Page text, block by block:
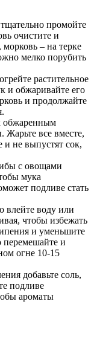
промойте
очистите и
– на терке
мелко порубить
растительное
и обжаривайте его
и продолжайте
обжаренным
Жарьте все вместе,
и не выпустят сок,
с овощами
мука
подливе стать
влейте воду или
чтобы избежать
и уменьшите
перемешайте и
огне 10-15
добавьте соль,
подливе
ароматы